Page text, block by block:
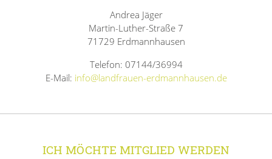
Andrea Jäger
Martin-Luther-Straße 7
71729 Erdmannhausen
Telefon: 07144/36994
E-Mail: info@landfrauen-erdmannhausen.de
ICH MÖCHTE MITGLIED WERDEN